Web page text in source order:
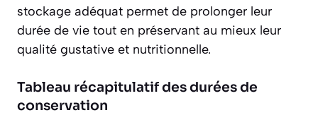
stockage adéquat permet de prolonger leur
durée de vie tout en préservant au mieux leur
qualité gustative et nutritionnelle.
Tableau récapitulatif des durées de
conservation